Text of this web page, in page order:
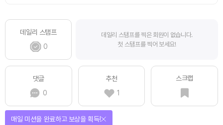
데일리 스탬프
0
데일리 스탬프를 찍은 회원이 없습니다.
첫 스탬프를 찍어 보세요!
댓글
0
추천
1
스크랩
매일 미션을 완료하고 보상을 획득!